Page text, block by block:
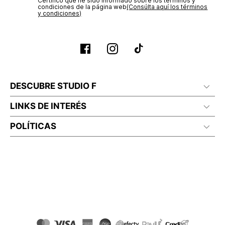
condiciones de la página web‎(Consúlta aquí los términos
y condiciones)
DESCUBRE STUDIO F
LINKS DE INTERÉS
POLÍTICAS